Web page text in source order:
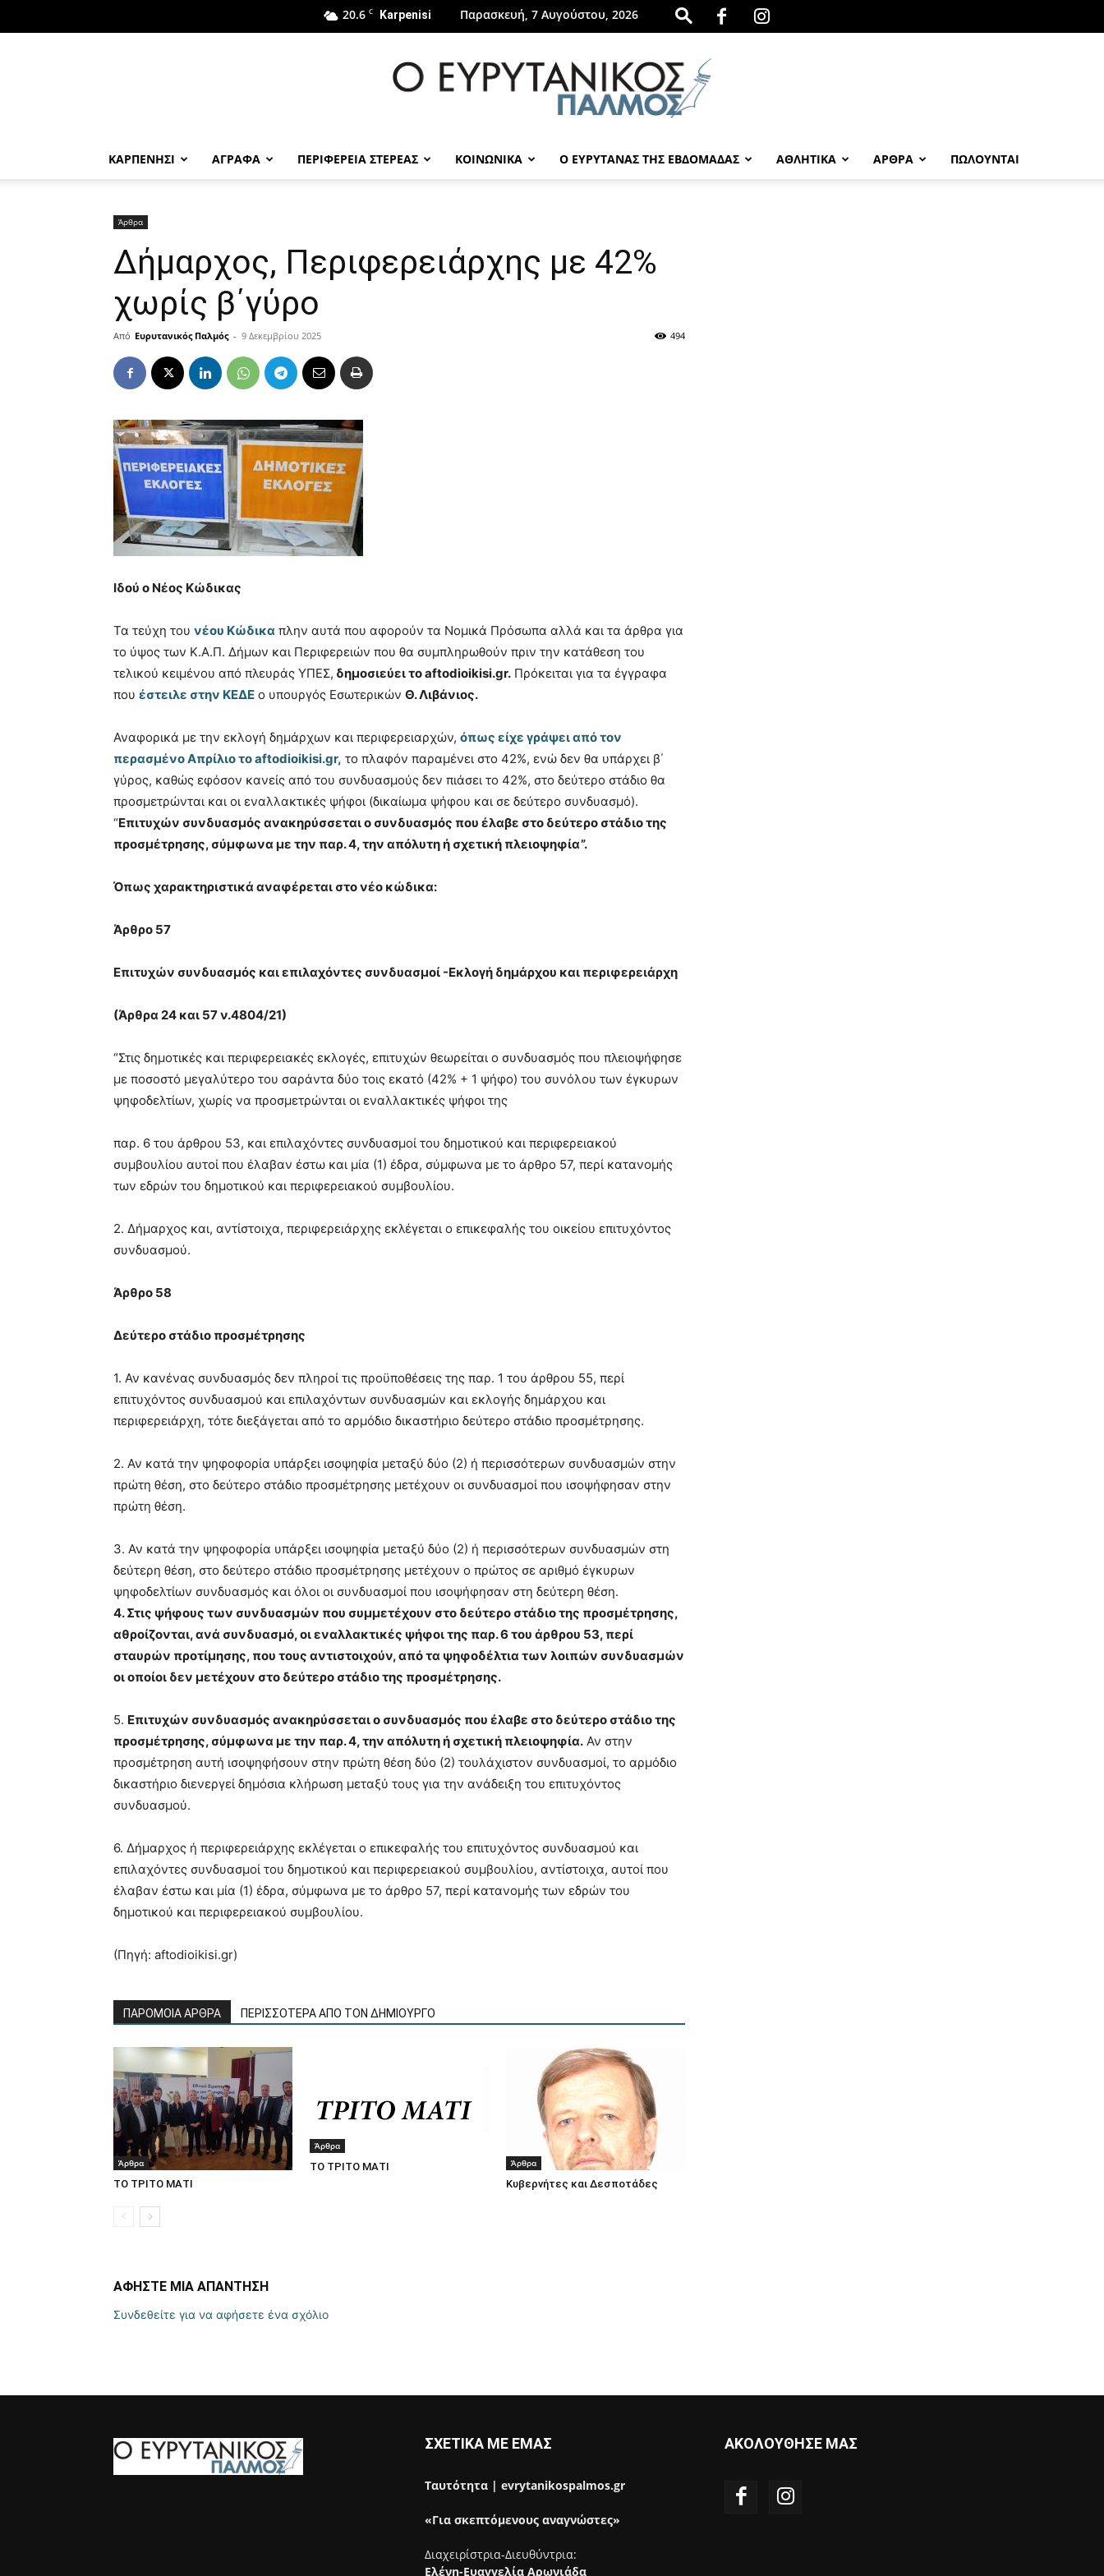
20.6 C Karpenisi Παρασκευή, 7 Αυγούστου, 2026
ΚΑΡΠΕΝΗΣΙ ΑΓΡΑΦΑ ΠΕΡΙΦΕΡΕΙΑ ΣΤΕΡΕΑΣ ΚΟΙΝΩΝΙΚΑ Ο ΕΥΡΥΤΑΝΑΣ ΤΗΣ ΕΒΔΟΜΑΔΑΣ ΑΘΛΗΤΙΚΑ ΑΡΘΡΑ ΠΩΛΟΎΝΤΑΙ
Άρθρα
Δήμαρχος, Περιφερειάρχης με 42%
χωρίς β΄γύρο
Από Ευρυτανικός Παλμός - 9 Δεκεμβρίου 2025 494
Ιδού ο Νέος Κώδικας
Τα τεύχη του νέου Κώδικα πλην αυτά που αφορούν τα Νομικά Πρόσωπα αλλά και τα άρθρα για
το ύψος των Κ.Α.Π. Δήμων και Περιφερειών που θα συμπληρωθούν πριν την κατάθεση του
τελικού κειμένου από πλευράς ΥΠΕΣ, δημοσιεύει το aftodioikisi.gr. Πρόκειται για τα έγγραφα
που έστειλε στην ΚΕΔΕ ο υπουργός Εσωτερικών Θ. Λιβάνιος.
Αναφορικά με την εκλογή δημάρχων και περιφερειαρχών, όπως είχε γράψει από τον
περασμένο Απρίλιο το aftodioikisi.gr, το πλαφόν παραμένει στο 42%, ενώ δεν θα υπάρχει β΄
γύρος, καθώς εφόσον κανείς από του συνδυασμούς δεν πιάσει το 42%, στο δεύτερο στάδιο θα
προσμετρώνται και οι εναλλακτικές ψήφοι (δικαίωμα ψήφου και σε δεύτερο συνδυασμό).
“Επιτυχών συνδυασμός ανακηρύσσεται ο συνδυασμός που έλαβε στο δεύτερο στάδιο της
προσμέτρησης, σύμφωνα με την παρ. 4, την απόλυτη ή σχετική πλειοψηφία”.
Όπως χαρακτηριστικά αναφέρεται στο νέο κώδικα:
Άρθρο 57
Επιτυχών συνδυασμός και επιλαχόντες συνδυασμοί -Εκλογή δημάρχου και περιφερειάρχη
(Άρθρα 24 και 57 ν.4804/21)
“Στις δημοτικές και περιφερειακές εκλογές, επιτυχών θεωρείται ο συνδυασμός που πλειοψήφησε
με ποσοστό μεγαλύτερο του σαράντα δύο τοις εκατό (42% + 1 ψήφο) του συνόλου των έγκυρων
ψηφοδελτίων, χωρίς να προσμετρώνται οι εναλλακτικές ψήφοι της
παρ. 6 του άρθρου 53, και επιλαχόντες συνδυασμοί του δημοτικού και περιφερειακού
συμβουλίου αυτοί που έλαβαν έστω και μία (1) έδρα, σύμφωνα με το άρθρο 57, περί κατανομής
των εδρών του δημοτικού και περιφερειακού συμβουλίου.
2. Δήμαρχος και, αντίστοιχα, περιφερειάρχης εκλέγεται ο επικεφαλής του οικείου επιτυχόντος
συνδυασμού.
Άρθρο 58
Δεύτερο στάδιο προσμέτρησης
1. Αν κανένας συνδυασμός δεν πληροί τις προϋποθέσεις της παρ. 1 του άρθρου 55, περί
επιτυχόντος συνδυασμού και επιλαχόντων συνδυασμών και εκλογής δημάρχου και
περιφερειάρχη, τότε διεξάγεται από το αρμόδιο δικαστήριο δεύτερο στάδιο προσμέτρησης.
2. Αν κατά την ψηφοφορία υπάρξει ισοψηφία μεταξύ δύο (2) ή περισσότερων συνδυασμών στην
πρώτη θέση, στο δεύτερο στάδιο προσμέτρησης μετέχουν οι συνδυασμοί που ισοψήφησαν στην
πρώτη θέση.
3. Αν κατά την ψηφοφορία υπάρξει ισοψηφία μεταξύ δύο (2) ή περισσότερων συνδυασμών στη
δεύτερη θέση, στο δεύτερο στάδιο προσμέτρησης μετέχουν ο πρώτος σε αριθμό έγκυρων
ψηφοδελτίων συνδυασμός και όλοι οι συνδυασμοί που ισοψήφησαν στη δεύτερη θέση.
4. Στις ψήφους των συνδυασμών που συμμετέχουν στο δεύτερο στάδιο της προσμέτρησης,
αθροίζονται, ανά συνδυασμό, οι εναλλακτικές ψήφοι της παρ. 6 του άρθρου 53, περί
σταυρών προτίμησης, που τους αντιστοιχούν, από τα ψηφοδέλτια των λοιπών συνδυασμών
οι οποίοι δεν μετέχουν στο δεύτερο στάδιο της προσμέτρησης.
5. Επιτυχών συνδυασμός ανακηρύσσεται ο συνδυασμός που έλαβε στο δεύτερο στάδιο της
προσμέτρησης, σύμφωνα με την παρ. 4, την απόλυτη ή σχετική πλειοψηφία. Αν στην
προσμέτρηση αυτή ισοψηφήσουν στην πρώτη θέση δύο (2) τουλάχιστον συνδυασμοί, το αρμόδιο
δικαστήριο διενεργεί δημόσια κλήρωση μεταξύ τους για την ανάδειξη του επιτυχόντος
συνδυασμού.
6. Δήμαρχος ή περιφερειάρχης εκλέγεται ο επικεφαλής του επιτυχόντος συνδυασμού και
επιλαχόντες συνδυασμοί του δημοτικού και περιφερειακού συμβουλίου, αντίστοιχα, αυτοί που
έλαβαν έστω και μία (1) έδρα, σύμφωνα με το άρθρο 57, περί κατανομής των εδρών του
δημοτικού και περιφερειακού συμβουλίου.
(Πηγή: aftodioikisi.gr)
ΠΑΡΟΜΟΙΑ ΑΡΘΡΑ ΠΕΡΙΣΣΟΤΕΡΑ ΑΠΟ ΤΟΝ ΔΗΜΙΟΥΡΓΟ
Άρθρα
ΤΟ ΤΡΙΤΟ ΜΑΤΙ
Άρθρα
ΤΟ ΤΡΙΤΟ ΜΑΤΙ Άρθρα
Κυβερνήτες και Δεσποτάδες
ΑΦΗΣΤΕ ΜΙΑ ΑΠΑΝΤΗΣΗ
Συνδεθείτε για να αφήσετε ένα σχόλιο
ΣΧΕΤΙΚΑ ΜΕ ΕΜΑΣ
Ταυτότητα | evrytanikospalmos.gr
«Για σκεπτόμενους αναγνώστες»
Διαχειρίστρια-Διευθύντρια:
Ελένη-Ευαγγελία Αρωνιάδα
ΑΚΟΛΟΥΘΗΣΕ ΜΑΣ